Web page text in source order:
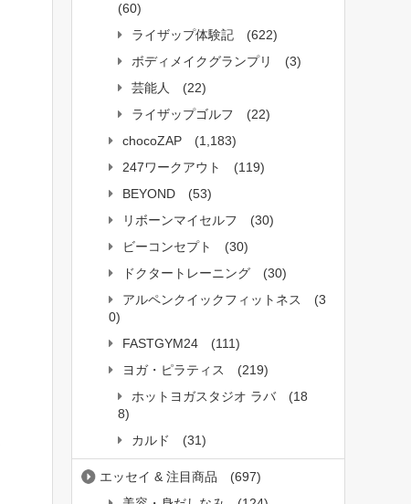
(60)
ライザップ体験記
(622)
ボディメイクグランプリ
(3)
芸能人
(22)
ライザップゴルフ
(22)
chocoZAP
(1,183)
247ワークアウト
(119)
BEYOND
(53)
リボーンマイセルフ
(30)
ビーコンセプト
(30)
ドクタートレーニング
(30)
アルペンクイックフィットネス
(3
0)
FASTGYM24
(111)
ヨガ・ピラティス
(219)
ホットヨガスタジオ ラバ
(18
8)
カルド
(31)
エッセイ & 注目商品
(697)